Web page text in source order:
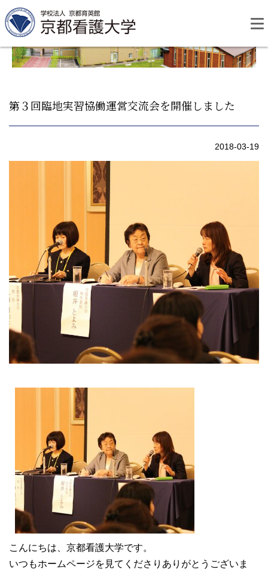
看護学部・編入学
学校生活
大学院【博士前期課程】
大学院【博士後期課程】
感染管理認定看護師教育課程
入試案内
Q＆A
サイト案内
在校生専用
to
第３回臨地実習協働運営交流会を開催しました
2018-03-19
こんにちは、京都看護大学です。
いつもホームページを見てくださりありがとうございま